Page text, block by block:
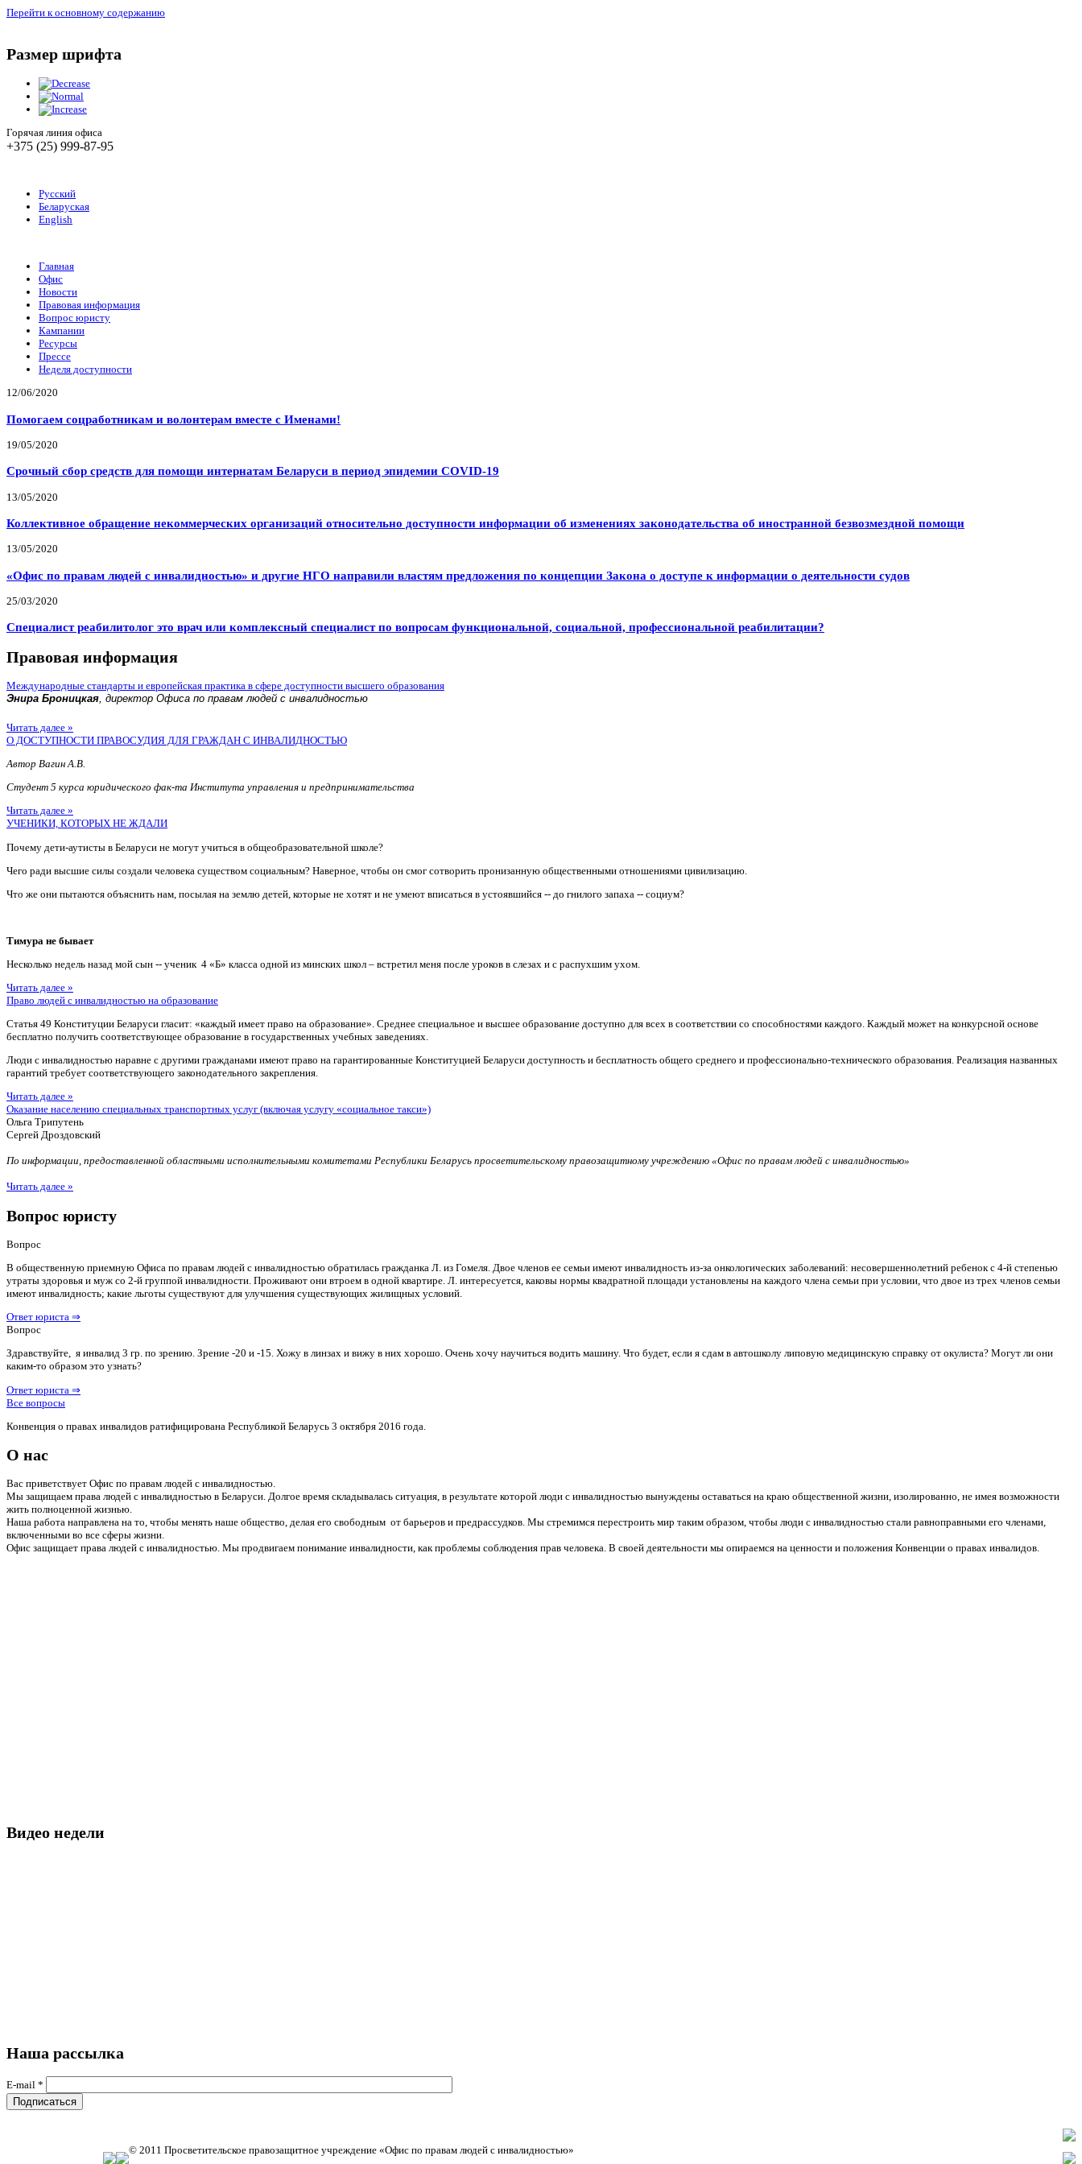
Перейти к основному содержанию
Размер шрифта
Горячая линия офиса
+375 (25) 999-87-95
Русский
Беларуская
English
Главная
Офис
Новости
Правовая информация
Вопрос юристу
Кампании
Ресурсы
Прессе
Неделя доступности
12/06/2020
Помогаем соцработникам и волонтерам вместе с Именами!
19/05/2020
Срочный сбор средств для помощи интернатам Беларуси в период эпидемии COVID-19
13/05/2020
Коллективное обращение некоммерческих организаций относительно доступности информации об изменениях законодательства об иностранной безвозмездной помощи
13/05/2020
«Офис по правам людей с инвалидностью» и другие НГО направили властям предложения по концепции Закона о доступе к информации о деятельности судов
25/03/2020
Специалист реабилитолог это врач или комплексный специалист по вопросам функциональной, социальной, профессиональной реабилитации?
Правовая информация
Международные стандарты и европейская практика в сфере доступности высшего образования
Энира Броницкая, директор Офиса по правам людей с инвалидностью
Читать далее »
О ДОСТУПНОСТИ ПРАВОСУДИЯ ДЛЯ ГРАЖДАН С ИНВАЛИДНОСТЬЮ
Автор Вагин А.В.
Студент 5 курса юридического фак-та Института управления и предпринимательства
Читать далее »
УЧЕНИКИ, КОТОРЫХ НЕ ЖДАЛИ
Почему дети-аутисты в Беларуси не могут учиться в общеобразовательной школе?
Чего ради высшие силы создали человека существом социальным? Наверное, чтобы он смог сотворить пронизанную общественными отношениями цивилизацию.
Что же они пытаются объяснить нам, посылая на землю детей, которые не хотят и не умеют вписаться в устоявшийся -- до гнилого запаха -- социум?
Тимура не бывает
Несколько недель назад мой сын -- ученик 4 «Б» класса одной из минских школ – встретил меня после уроков в слезах и с распухшим ухом.
Читать далее »
Право людей с инвалидностью на образование
Статья 49 Конституции Беларуси гласит: «каждый имеет право на образование». Среднее специальное и высшее образование доступно для всех в соответствии со способностями каждого. Каждый может на конкурсной основе
бесплатно получить соответствующее образование в государственных учебных заведениях.
Люди с инвалидностью наравне с другими гражданами имеют право на гарантированные Конституцией Беларуси доступность и бесплатность общего среднего и профессионально-технического образования. Реализация названных
гарантий требует соответствующего законодательного закрепления.
Читать далее »
Оказание населению специальных транспортных услуг (включая услугу «социальное такси»)
Ольга Трипутень
Сергей Дроздовский
По информации, предоставленной областными исполнительными комитетами Республики Беларусь просветительскому правозащитному учреждению «Офис по правам людей с инвалидностью»
Читать далее »
Вопрос юристу
Вопрос
В общественную приемную Офиса по правам людей с инвалидностью обратилась гражданка Л. из Гомеля. Двое членов ее семьи имеют инвалидность из-за онкологических заболеваний: несовершеннолетний ребенок с 4-й степенью
утраты здоровья и муж со 2-й группой инвалидности. Проживают они втроем в одной квартире. Л. интересуется, каковы нормы квадратной площади установлены на каждого члена семьи при условии, что двое из трех членов семьи
имеют инвалидность; какие льготы существуют для улучшения существующих жилищных условий.
Ответ юриста ⇒
Вопрос
Здравствуйте, я инвалид 3 гр. по зрению. Зрение -20 и -15. Хожу в линзах и вижу в них хорошо. Очень хочу научиться водить машину. Что будет, если я сдам в автошколу липовую медицинскую справку от окулиста? Могут ли они
каким-то образом это узнать?
Ответ юриста ⇒
Все вопросы
Конвенция о правах инвалидов ратифицирована Республикой Беларусь 3 октября 2016 года.
О нас
Вас приветствует Офис по правам людей с инвалидностью.
Мы защищаем права людей с инвалидностью в Беларуси. Долгое время складывалась ситуация, в результате которой люди с инвалидностью вынуждены оставаться на краю общественной жизни, изолированно, не имея возможности
жить полноценной жизнью.
Наша работа направлена на то, чтобы менять наше общество, делая его свободным от барьеров и предрассудков. Мы стремимся перестроить мир таким образом, чтобы люди с инвалидностью стали равноправными его членами,
включенными во все сферы жизни.
Офис защищает права людей с инвалидностью. Мы продвигаем понимание инвалидности, как проблемы соблюдения прав человека. В своей деятельности мы опираемся на ценности и положения Конвенции о правах инвалидов.
Видео недели
Наша рассылка
E-mail *
© 2011 Просветительское правозащитное учреждение «Офис по правам людей с инвалидностью»